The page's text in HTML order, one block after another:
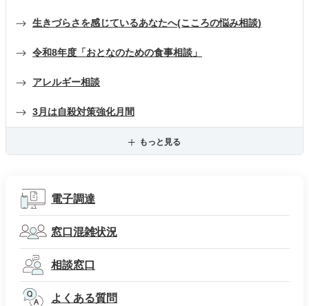
生きづらさを感じているあなたへ(こころの悩み相談)
令和8年度「おとなのための食事相談」
アレルギー相談
3月は自殺対策強化月間
もっと見る
電子調達
窓口混雑状況
相談窓口
よくある質問